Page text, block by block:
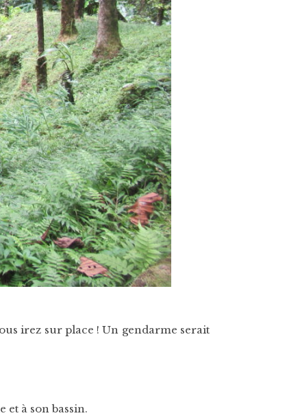
irez sur place ! Un gendarme serait
et à son bassin.